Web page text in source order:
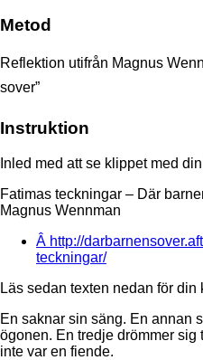
Metod
Reflektion utifrån Magnus
sover”
Instruktion
Inled med att se klippet med
Fatimas teckningar – Där
Magnus Wennman
Â http://
teckningar/
Läs sedan texten nedan för din
En saknar sin säng. En annan
ögonen. En tredje drömmer
inte var en fiende.